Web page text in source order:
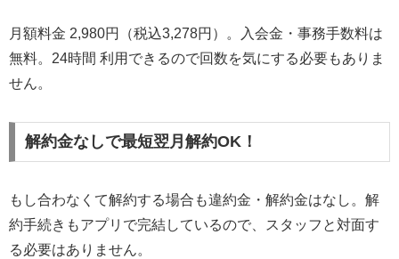
月額料金 2,980円（税込3,278円）。入会金・事務手数料は
無料。24時間 利用できるので回数を気にする必要もありま
せん。
解約金なしで最短翌月解約OK！
もし合わなくて解約する場合も違約金・解約金はなし。解
約手続きもアプリで完結しているので、スタッフと対面す
る必要はありません。